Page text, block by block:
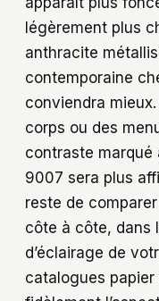
légèrement plus
anthracite
contemporaine
conviendra
corps ou des
contraste marqué
9007 sera plus
reste de
côte à côte, dans
d’éclairage de
catalogues